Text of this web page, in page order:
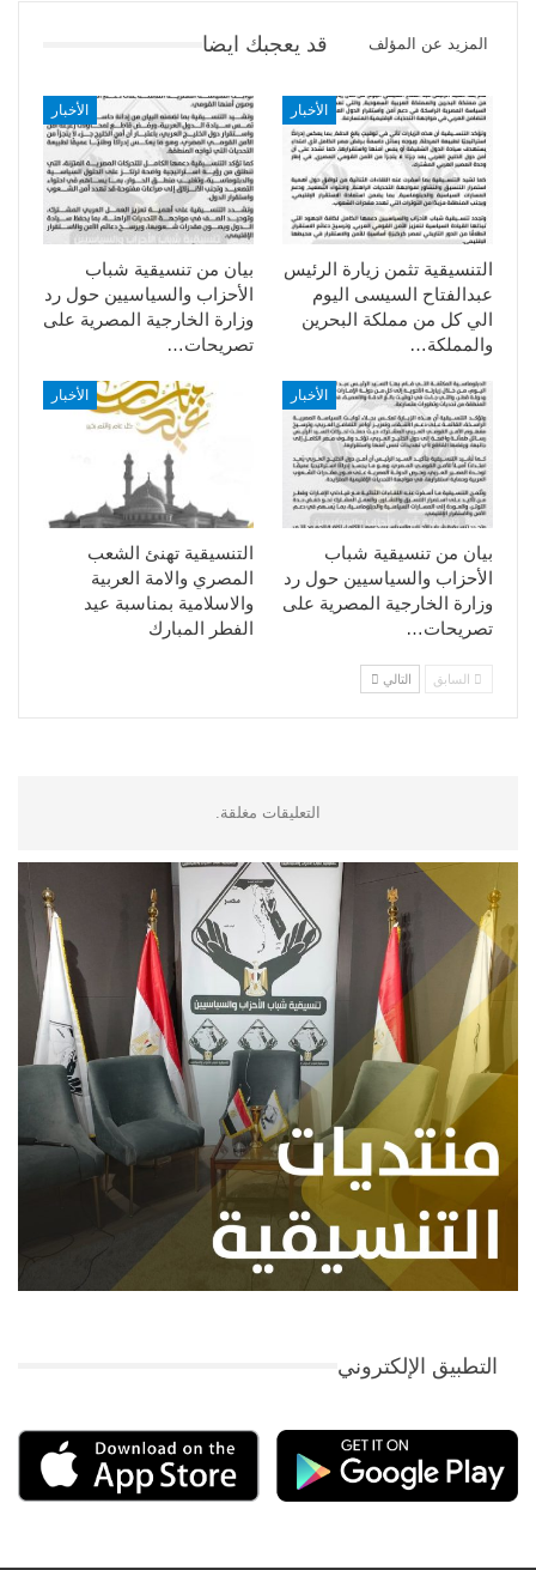
قد يعجبك ايضا المزيد عن المؤلف
الأخبار
بيان من تنسيقية شباب
الأحزاب والسياسيين حول رد
وزارة الخارجية المصرية على
تصريحات…
الأخبار
التنسيقية تثمن زيارة الرئيس
عبدالفتاح السيسى اليوم
الي كل من مملكة البحرين
والمملكة…
الأخبار
التنسيقية تهنئ الشعب
المصري والامة العربية
والاسلامية بمناسبة عيد
الفطر المبارك
الأخبار
بيان من تنسيقية شباب
الأحزاب والسياسيين حول رد
وزارة الخارجية المصرية على
تصريحات…
السابق التالي
التعليقات مغلقة.
التطبيق الإلكتروني